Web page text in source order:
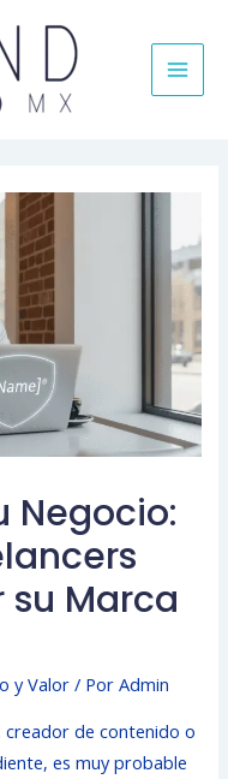
Negocio:
su Marca
y Valor/ PorAdmin
creador de contenido o
es muy probable